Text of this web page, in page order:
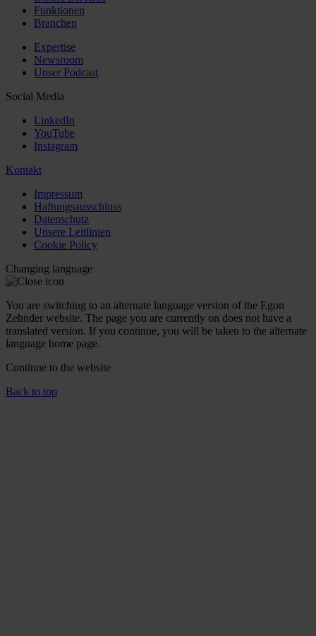
Funktionen
Branchen
Expertise
Newsroom
Unser Podcast
Social Media
LinkedIn
YouTube
Instagram
Kontakt
Impressum
Haftungsausschluss
Datenschutz
Unsere Leitlinien
Cookie Policy
Changing language
You are switching to an alternate language version of the Egon
Zehnder website. The page you are currently on does not have a
translated version. If you continue, you will be taken to the alternate
language home page.
Continue to the website
Back to top